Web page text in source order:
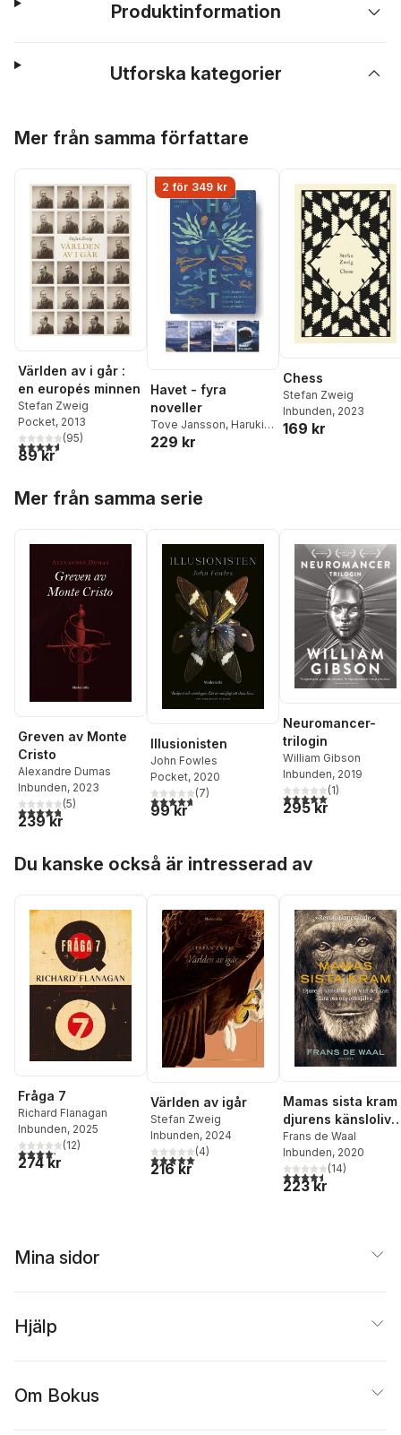
Produktinformation
Utforska kategorier
Mer från samma författare
Världen av i går :
en europés minnen
Stefan Zweig
Pocket, 2013
4,6utav 5 stjärnor. Totalt antal röster:
(95)
89 kr
2 för 349 kr
Havet - fyra
noveller
Tove Jansson, Haruki
Murakami
229 kr
Chess
Stefan Zweig
Inbunden, 2023
169 kr
Mer från samma serie
Greven av Monte
Cristo
Alexandre Dumas
Inbunden, 2023
4,8utav 5 stjärnor. Totalt antal röster:
(5)
239 kr
Illusionisten
John Fowles
Pocket, 2020
4,7utav 5 stjärnor. Totalt antal röster:
(7)
99 kr
Neuromancer-
trilogin
William Gibson
Inbunden, 2019
5,0utav 5 stjärnor.
(1)
295 kr
Du kanske också är intresserad av
Fråga 7
Richard Flanagan
Inbunden, 2025
4,2utav 5 stjärnor. Totalt antal röster:
(12)
274 kr
Världen av igår
Stefan Zweig
Inbunden, 2024
5,0utav 5 stjärnor. Totalt antal röster:
(4)
216 kr
Mamas sista kram
djurens känsloliv
och vad det kan
lära oss om oss
själva
Frans de Waal
Inbunden, 2020
4,5utav 5 stjärnor.
(14)
223 kr
Mina sidor
Hjälp
Om Bokus